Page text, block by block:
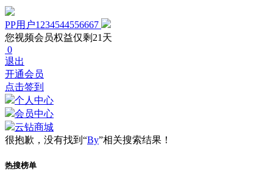
PP用户1234544556667
您视频会员权益仅剩21天
0
退出
开通会员
点击签到
个人中心
会员中心
云钻商城
很抱歉，没有找到“By”相关搜索结果！
热搜榜单